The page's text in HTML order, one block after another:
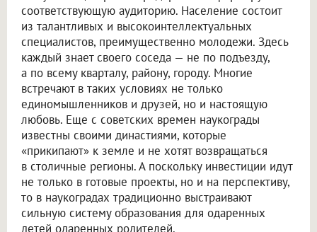
соответствующую аудиторию. Население состоит
из талантливых и высокоинтеллектуальных
специалистов, преимущественно молодежи. Здесь
каждый знает своего соседа — не по подъезду,
а по всему кварталу, району, городу. Многие
встречают в таких условиях не только
единомышленников и друзей, но и настоящую
любовь. Еще с советских времен наукограды
известны своими династиями, которые
«прикипают» к земле и не хотят возвращаться
в столичные регионы. А поскольку инвестиции идут
не только в готовые проекты, но и на перспективу,
то в наукоградах традиционно выстраивают
сильную систему образования для одаренных
детей одаренных родителей.